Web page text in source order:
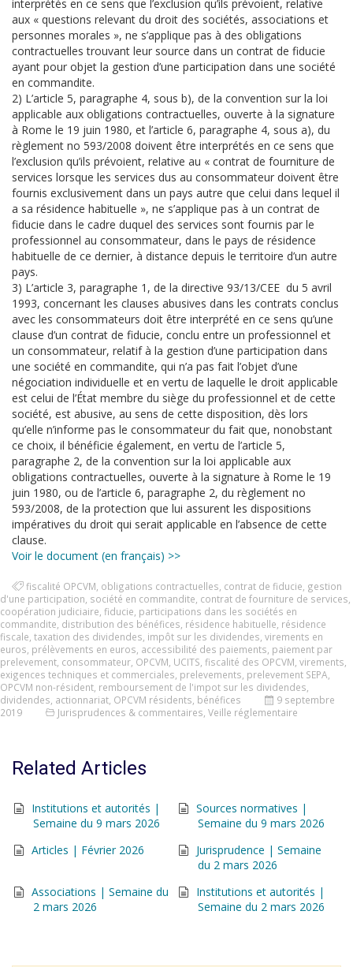
interprétés en ce sens que l’exclusion qu’ils prévoient, relative
aux « questions relevant du droit des sociétés, associations et
personnes morales », ne s’applique pas à des obligations
contractuelles trouvant leur source dans un contrat de fiducie
ayant pour objet la gestion d’une participation dans une société
en commandite.
2) L’article 5, paragraphe 4, sous b), de la convention sur la loi
applicable aux obligations contractuelles, ouverte à la signature
à Rome le 19 juin 1980, et l’article 6, paragraphe 4, sous a), du
règlement no 593/2008 doivent être interprétés en ce sens que
l’exclusion qu’ils prévoient, relative au « contrat de fourniture de
services lorsque les services dus au consommateur doivent être
fournis exclusivement dans un pays autre que celui dans lequel il
a sa résidence habituelle », ne s’applique pas à un contrat de
fiducie dans le cadre duquel des services sont fournis par le
professionnel au consommateur, dans le pays de résidence
habituelle de ce dernier, à distance depuis le territoire d’un autre
pays.
3) L’article 3, paragraphe 1, de la directive 93/13/CEE du 5 avril
1993, concernant les clauses abusives dans les contrats conclus
avec les consommateurs doit être interprété en ce sens qu’une
clause d’un contrat de fiducie, conclu entre un professionnel et
un consommateur, relatif à la gestion d’une participation dans
une société en commandite, qui n’a pas fait l’objet d’une
négociation individuelle et en vertu de laquelle le droit applicable
est celui de l’État membre du siège du professionnel et de cette
société, est abusive, au sens de cette disposition, dès lors
qu’elle n’informe pas le consommateur du fait que, nonobstant
ce choix, il bénéficie également, en vertu de l’article 5,
paragraphe 2, de la convention sur la loi applicable aux
obligations contractuelles, ouverte à la signature à Rome le 19
juin 1980, ou de l’article 6, paragraphe 2, du règlement no
593/2008, de la protection que lui assurent les dispositions
impératives du droit qui serait applicable en l’absence de cette
clause.
Voir le document (en français) >>
fiscalité OPCVM obligations contractuelles contrat de fiducie gestion
d'une participation société en commandite contrat de fourniture de services
coopération judiciaire fiducie participations dans les sociétés en
commandite distribution des bénéfices résidence habituelle résidence
fiscale taxation des dividendes impôt sur les dividendes virements en
euros prélèvements en euros accessibilité des paiements paiement par
prelevement consommateur OPCVM UCITS fiscalité des OPCVM virements
exigences techniques et commerciales prelevements prelevement SEPA
OPCVM non-résident remboursement de l'impot sur les dividendes
dividendes actionnariat OPCVM résidents bénéfices
9 septembre
2019
Jurisprudences & commentaires Veille réglementaire
Related Articles
Institutions et autorités |
Semaine du 9 mars 2026
Sources normatives |
Semaine du 9 mars 2026
Articles | Février 2026
Jurisprudence | Semaine
du 2 mars 2026
Associations | Semaine du
2 mars 2026
Institutions et autorités |
Semaine du 2 mars 2026